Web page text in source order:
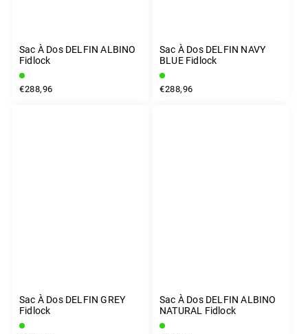
Sac À Dos DELFIN ALBINO
Fidlock
€288,96
Sac À Dos DELFIN NAVY
BLUE Fidlock
€288,96
Sac À Dos DELFIN GREY
Fidlock
Sac À Dos DELFIN ALBINO
NATURAL Fidlock